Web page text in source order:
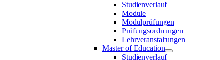
Studienverlauf
Module
Modulprüfungen
Prüfungsordnungen
Lehrveranstaltungen
Master of Education
Studienverlauf